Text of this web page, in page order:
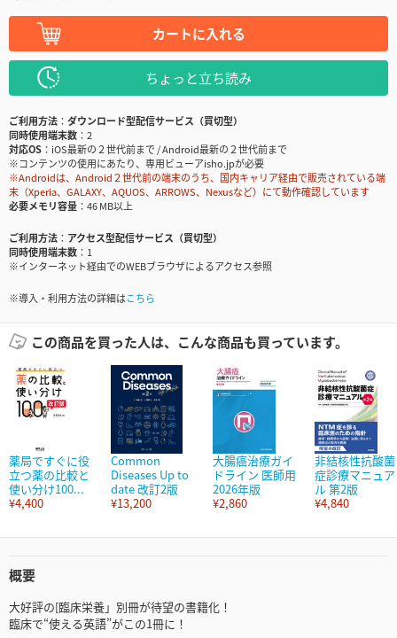
カートに入れる
ちょっと立ち読み
ご利用方法
ダウンロード型配信サービス（買切型）
同時使用端末数
2
対応OS
iOS最新の２世代前まで / Android最新の２世代前まで
※コンテンツの使用にあたり、専用ビューアisho.jpが必要
※Androidは、Android２世代前の端末のうち、国内キャリア経由で販売されている端
末（Xperia、GALAXY、AQUOS、ARROWS、Nexusなど）にて動作確認しています
必要メモリ容量
46 MB以上
ご利用方法
アクセス型配信サービス（買切型）
同時使用端末数
1
※インターネット経由でのWEBブラウザによるアクセス参照
※導入・利用方法の詳細はこちら
この商品を買った人は、こんな商品も買っています。
薬局ですぐに役
立つ薬の比較と
使い分け100...
¥4,400
Common
Diseases Up to
date 改訂2版
¥13,200
大腸癌治療ガイ
ドライン 医師用
2026年版
¥2,860
非結核性抗酸菌
症診療マニュア
ル 第2版
¥4,840
概要
大好評の[臨床栄養」別冊が待望の書籍化！
臨床で“使える英語”がこの1冊に！